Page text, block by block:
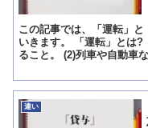
この記事では、「運転」
いきます。 「運転」とは?
ること。 (2)列車や自動車
違い